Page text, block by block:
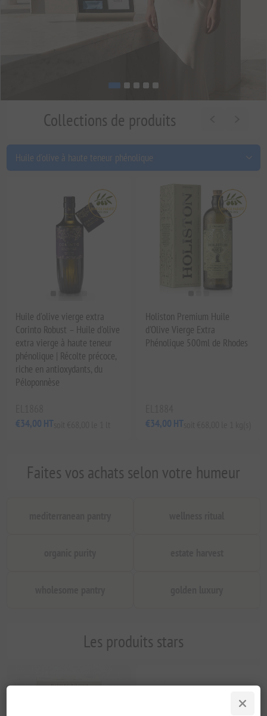
Collections de produits
Huile d'olive vierge extra
Corinto Robust – Huile d'olive
extra vierge à haute teneur
phénolique | Récolte précoce,
riche en antioxydants, du
Péloponnèse
€34,00 HT
Holiston Premium Huile
d'Olive Vierge Extra
Phénolique 500ml de Rhodes
€34,00 HT
Faites vos achats selon votre humeur
Les produits stars